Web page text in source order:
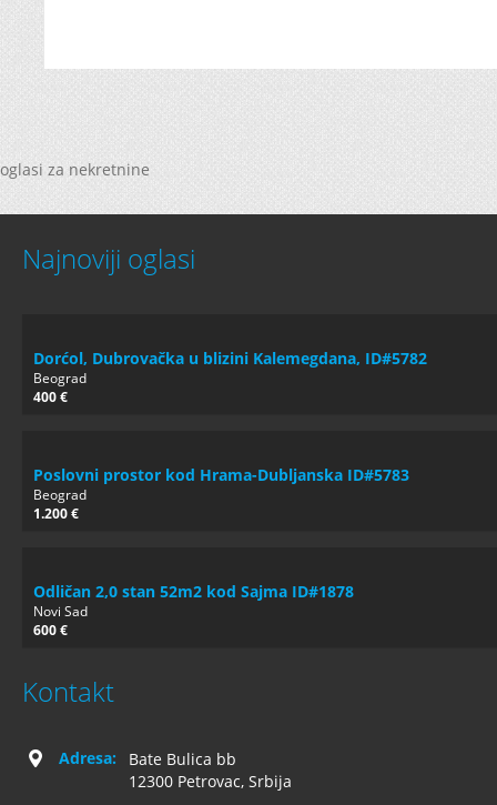
oglasi za nekretnine
Najnoviji oglasi
Dorćol, Dubrovačka u blizini Kalemegdana, ID#5782
Beograd
400 €
Poslovni prostor kod Hrama-Dubljanska ID#5783
Beograd
1.200 €
Odličan 2,0 stan 52m2 kod Sajma ID#1878
Novi Sad
600 €
Kontakt
Adresa:
Bate Bulica bb
12300 Petrovac, Srbija